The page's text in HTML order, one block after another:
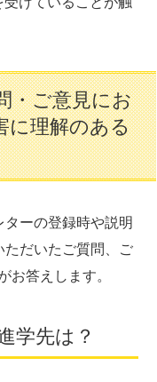
・ご意見にお
理解のある
ーの登録時や説明
ただいたご質問、ご
お答えします。
学先は？